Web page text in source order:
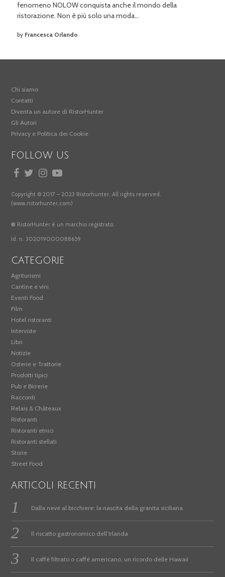
fenomeno NOLOW conquista anche il mondo della
ristorazione. Non è più solo una moda…
by Francesca Orlando
Chi siamo
Contatti
Diventa un autore di RistorHunter
Gli Autori
Privacy e Politica dei Cookie
FOLLOW US
Copyright © 2017 – 2023 Ristorhunter. All rights reserved.
(www.ristorhunter.com)
® RistorHunter è un marchio registrato.
Id. n. 302019000088659
CATEGORIE
Agriturismi
Cantine e vini
Eventi Food
Film
Hotel ristoranti
Interviste
Libri
Notizie
Osterie e Trattorie
Prodotti tipici
Pub e Birrerie
Racconti
Relais & Châteaux
Ristoranti
Ristoranti etnici
Ristoranti stellati
Storie
Street Food
ARTICOLI RECENTI
Dalla neve al bicchiere: la nascita della granita siciliana
Il riscatto gastronomico dell’Irlanda
Il caffè filtrato o caffè americano, un ricordo delle Hawaii